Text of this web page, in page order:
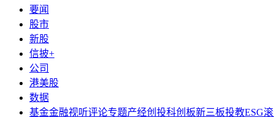
要闻
股市
新股
信披+
公司
港美股
数据
基金金融视听评论专题产经创投科创板新三板投教ESG